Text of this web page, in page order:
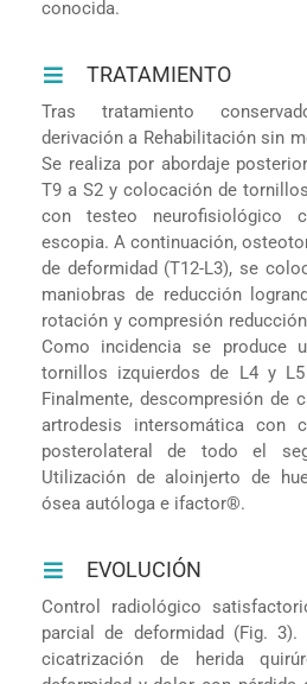
conocida.
TRATAMIENTO
Tras tratamiento
derivación a Rehabilitación sin
Se realiza por abordaje
T9 a S2 y colocación de
con testeo neurofisiológico
escopia. A continuación,
de deformidad (T12-L3), se
maniobras de reducción
rotación y compresión
Como incidencia se produce
tornillos izquierdos de L4 y
Finalmente, descompresión de
artrodesis intersomática con
posterolateral de todo el
Utilización de aloinjerto de
ósea autóloga e ifactor®.
EVOLUCIÓN
Control radiológico
parcial de deformidad (Fig.
cicatrización de herida